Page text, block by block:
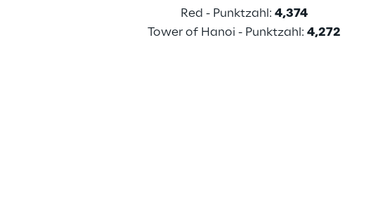
Red - Punktzahl: 4,374
Tower of Hanoi - Punktzahl: 4,272